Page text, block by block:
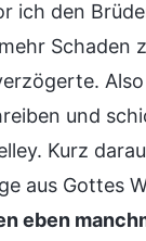
ich den
Schaden
und
Kurz
aus Gottes
eben